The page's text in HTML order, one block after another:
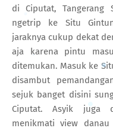
di Ciputat, Tangerang
ngetrip ke Situ
jaraknya cukup dekat
aja karena pintu
ditemukan. Masuk ke
disambut
sejuk banget disini
Ciputat. Asyik juga
menikmati view